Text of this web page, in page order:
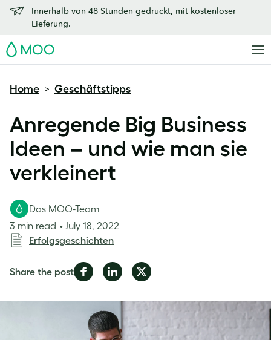
Innerhalb von 48 Stunden gedruckt, mit kostenloser
Lieferung.
MOO
Home > Geschäftstipps
Anregende Big Business
Ideen – und wie man sie
verkleinert
Das MOO-Team
3 min read
July 18, 2022
Erfolgsgeschichten
Share the postShare
Facebook
Share
LinkedIn
Share
Twitter